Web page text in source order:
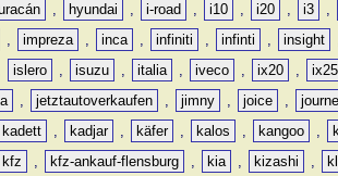
, hyundai , i-road , i10 , i20 , i3 ,
, impreza , inca , infiniti , infinti , insight
islero , isuzu , italia , iveco , ix20 , ix25
, jetztautoverkaufen , jimny , joice ,
kadett , kadjar , käfer , kalos , kangoo ,
kfz , kfz-ankauf-flensburg , kia , kizashi ,